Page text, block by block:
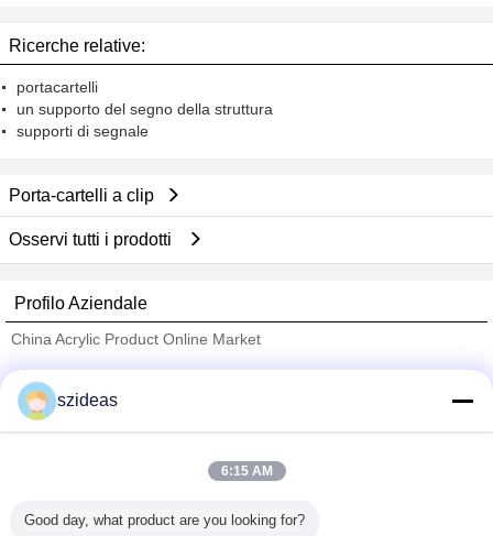
Ricerche relative:
portacartelli
un supporto del segno della struttura
supporti di segnale
Porta-cartelli a clip
Osservi tutti i prodotti
Profilo Aziendale
China Acrylic Product Online Market
Trust Seal
szideas
6:15 AM
Good day, what product are you looking for?